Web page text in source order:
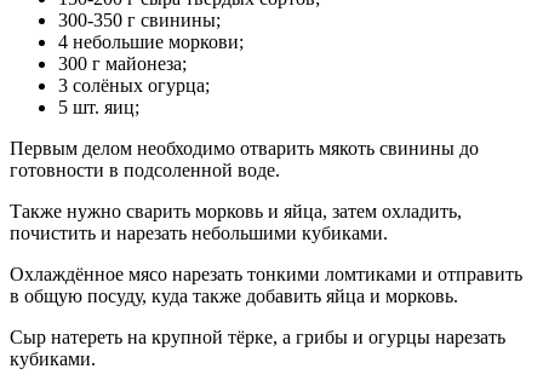
300-350 г свинины;
4 небольшие моркови;
300 г майонеза;
3 солёных огурца;
5 шт. яиц;
Первым делом необходимо отварить мякоть свинины до
готовности в подсоленной воде.
Также нужно сварить морковь и яйца, затем охладить,
почистить и нарезать небольшими кубиками.
Охлаждённое мясо нарезать тонкими ломтиками и отправить
в общую посуду, куда также добавить яйца и морковь.
Сыр натереть на крупной тёрке, а грибы и огурцы нарезать
кубиками.